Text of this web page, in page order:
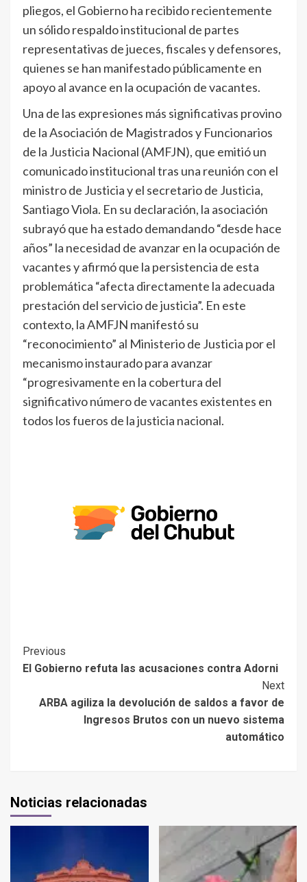
pliegos, el Gobierno ha recibido recientemente
un sólido respaldo institucional de partes
representativas de jueces, fiscales y defensores,
quienes se han manifestado públicamente en
apoyo al avance en la ocupación de vacantes.
Una de las expresiones más significativas provino
de la Asociación de Magistrados y Funcionarios
de la Justicia Nacional (AMFJN), que emitió un
comunicado institucional tras una reunión con el
ministro de Justicia y el secretario de Justicia,
Santiago Viola. En su declaración, la asociación
subrayó que ha estado demandando “desde hace
años” la necesidad de avanzar en la ocupación de
vacantes y afirmó que la persistencia de esta
problemática “afecta directamente la adecuada
prestación del servicio de justicia”. En este
contexto, la AMFJN manifestó su
“reconocimiento” al Ministerio de Justicia por el
mecanismo instaurado para avanzar
“progresivamente en la cobertura del
significativo número de vacantes existentes en
todos los fueros de la justicia nacional.
Previous
El Gobierno refuta las acusaciones contra Adorni
Next
ARBA agiliza la devolución de saldos a favor de
Ingresos Brutos con un nuevo sistema
automático
Noticias relacionadas